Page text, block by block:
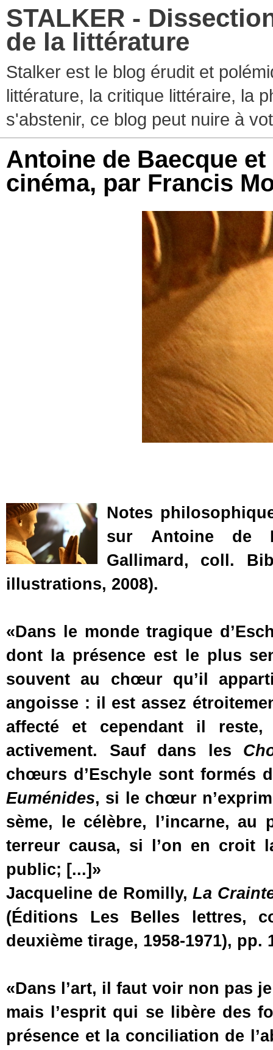
STALKER -
de la littérature
Stalker est le blog érudit et
littérature, la critique littéraire, la
s'abstenir, ce blog peut nuire à
Antoine de Baecque
cinéma, par Francis
Notes
sur Antoine de
Gallimard, coll.
illustrations, 2008).
«Dans le monde tragique
dont la présence est le plus
souvent au chœur qu’il
angoisse : il est assez
affecté et cependant il
activement. Sauf dans les
chœurs d’Eschyle sont formés
Euménides, si le chœur
sème, le célèbre, l’incarne,
terreur causa, si l’on en croit
public; [...]»
Jacqueline de Romilly,La
(Éditions Les Belles lettres,
deuxième tirage, 1958-1971), pp.
«Dans l’art, il faut voir non pas
mais l’esprit qui se libère des
présence et la conciliation de